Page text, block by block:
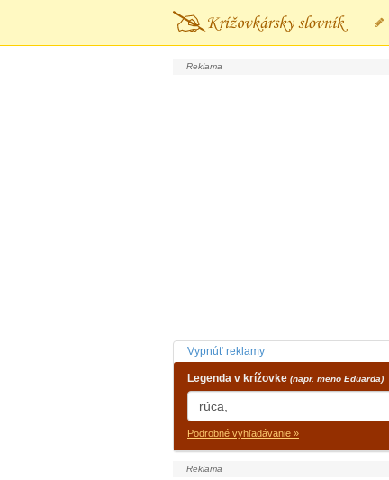
Vypnúť reklamy
Legenda v krížovke (napr. meno Eduarda)
Podrobné vyhľadávanie »